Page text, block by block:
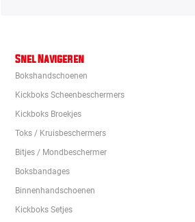
Snel Navigeren
Bokshandschoenen
Kickboks Scheenbeschermers
Kickboks Broekjes
Toks / Kruisbeschermers
Bitjes / Mondbeschermer
Boksbandages
Binnenhandschoenen
Kickboks Setjes